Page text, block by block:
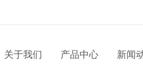
关于我们 产品中心 新闻